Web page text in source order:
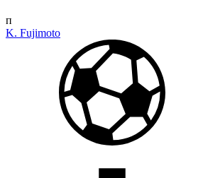
п
K. Fujimoto